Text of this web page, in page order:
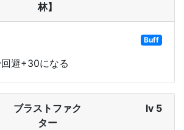
林】
Buff
避+30になる
ブラストファク
ター
lv 5